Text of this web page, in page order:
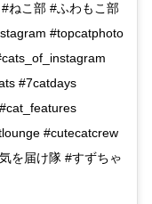
ねこ部 #ふわもこ部
#topcatphoto
#7catdays
#cutecatcrew
を届け隊 #すずちゃ